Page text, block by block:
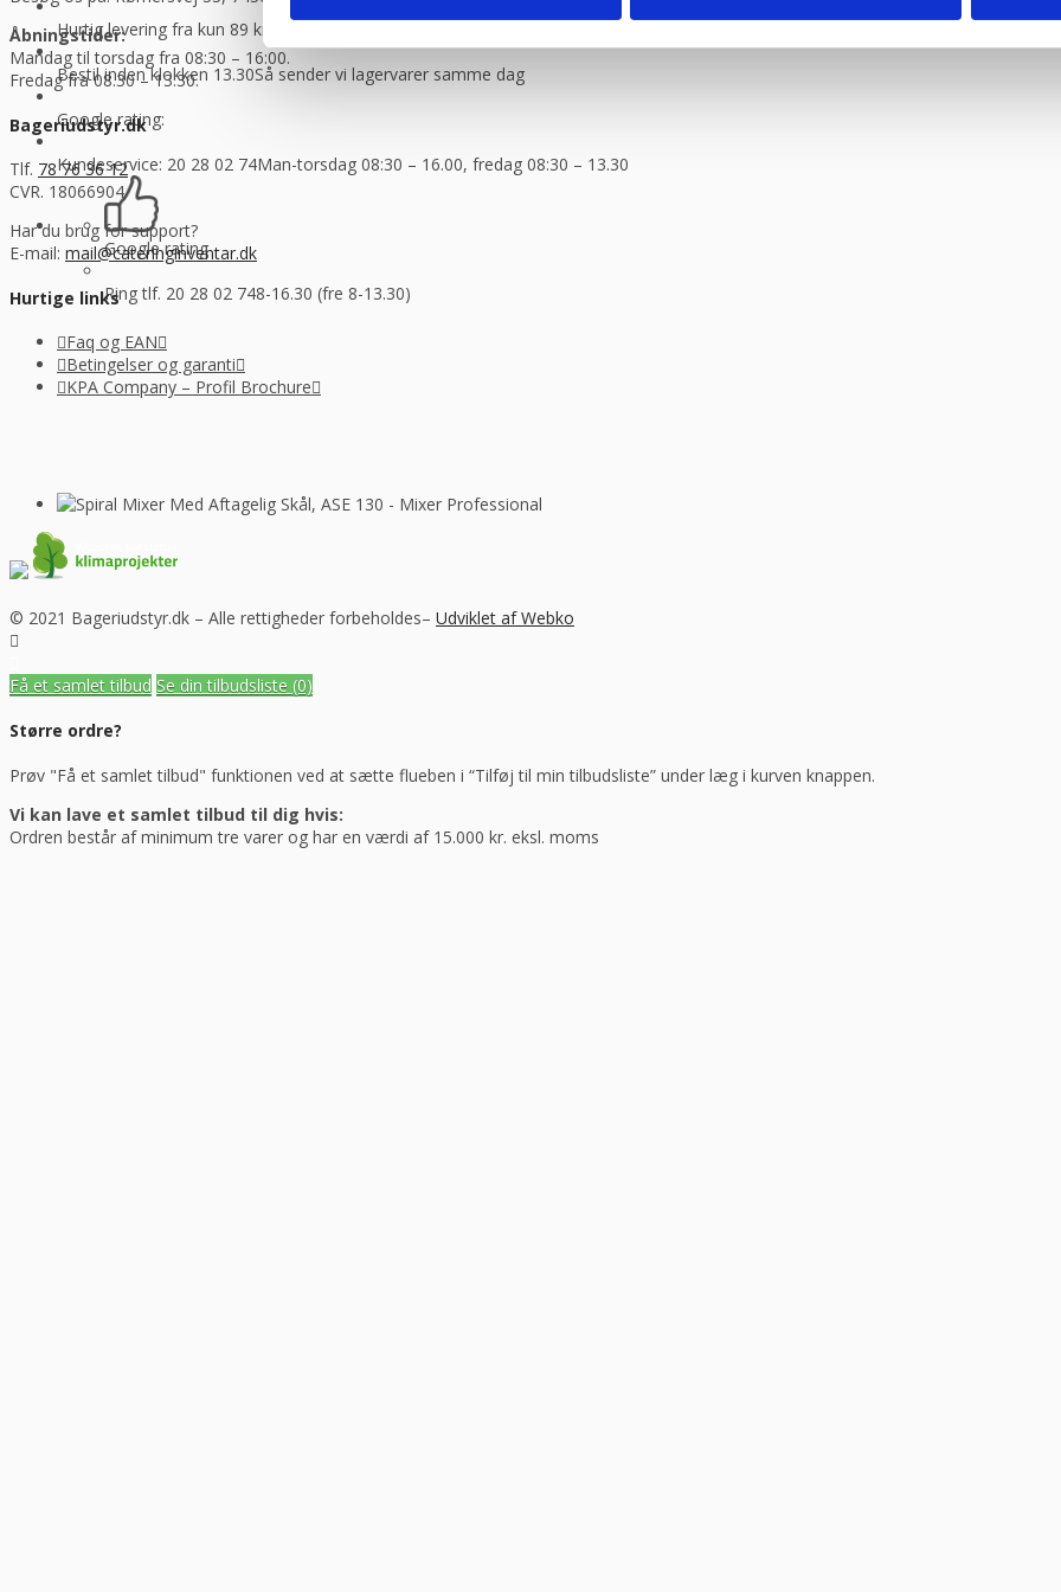
Hurtig levering fra kun 89 kr.
Bestil inden klokken 13.30Så sender vi lagervarer samme dag
Google rating:
Kundeservice: 20 28 02 74Man-torsdag 08:30 – 16.00, fredag 08:30 – 13.30
Google rating
Ring tlf. 20 28 02 748-16.30 (fre 8-13.30)
Åbningstider:
Mandag til torsdag fra 08:30 – 16:00.
Fredag fra 08.30 – 13.30.
Bageriudstyr.dk
Tlf. 78 76 36 12
CVR. 18066904
Har du brug for support?
E-mail: mail@cateringinventar.dk
Hurtige links
Faq og EAN
Betingelser og garanti
KPA Company – Profil Brochure
© 2021 Bageriudstyr.dk – Alle rettigheder forbeholdes– Udviklet af Webko
Få et samlet tilbud Se din tilbudsliste (0)
Større ordre?
Prøv "Få et samlet tilbud" funktionen ved at sætte flueben i “Tilføj til min tilbudsliste” under læg i kurven knappen.
Vi kan lave et samlet tilbud til dig hvis:
Ordren består af minimum tre varer og har en værdi af 15.000 kr. eksl. moms